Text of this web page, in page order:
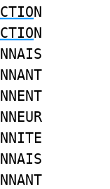
CTION
CTION
NNAIS
NNANT
NNENT
NNEUR
NNITE
NNAIS
NNANT